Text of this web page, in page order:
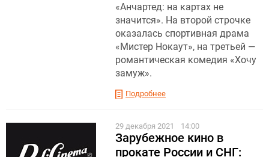
«Анчартед: на картах не
значится». На второй строчке
оказалась спортивная драма
«Мистер Нокаут», на третьей —
романтическая комедия «Хочу
замуж».
Подробнее
29 декабря 2021 14:00
Зарубежное кино в
прокате России и СНГ: